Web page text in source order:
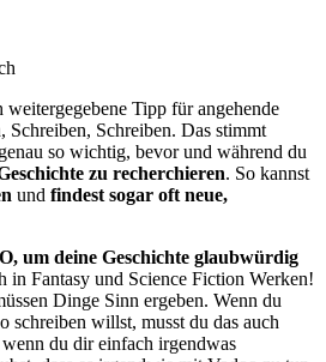
Tipp für angehende
Schreiben. Das stimmt
so wichtig, bevor und während du
zu recherchieren. So kannst
und findest sogar oft neue,
um deine Geschichte glaubwürdig
in Fantasy und Science Fiction Werken!
Dinge Sinn ergeben. Wenn du
schreiben willst, musst du das auch
du dir einfach irgendwas